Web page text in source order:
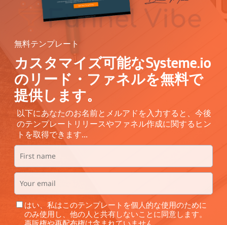
無料テンプレート
カスタマイズ可能なSysteme.io
のリード・ファネルを無料で
提供します。
以下にあなたのお名前とメルアドを入力すると、今後
のテンプレートリリースやファネル作成に関するヒン
トを取得できます...
はい、私はこのテンプレートを個人的な使用のために
のみ使用し、他の人と共有しないことに同意します。
再販権や再配布権は含まれていません。